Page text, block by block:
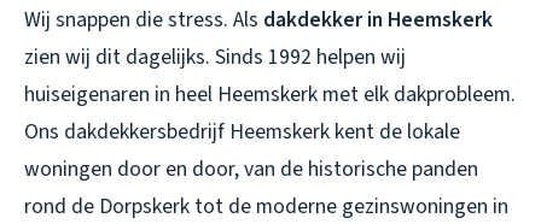
Wij snappen die stress. Als dakdekker in Heemskerk
zien wij dit dagelijks. Sinds 1992 helpen wij
huiseigenaren in heel Heemskerk met elk dakprobleem.
Ons dakdekkersbedrijf Heemskerk kent de lokale
woningen door en door, van de historische panden
rond de Dorpskerk tot de moderne gezinswoningen in